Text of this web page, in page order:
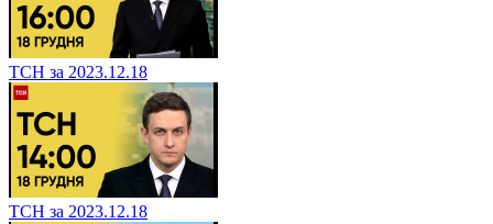
ТСН за 2023.12.18
ТСН за 2023.12.18